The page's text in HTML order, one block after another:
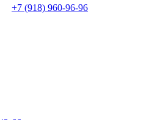
+7 (918) 960-96-96